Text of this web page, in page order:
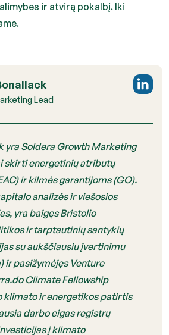
ir atvirą pokalbį. Iki
Lead
yra Soldera Growth Marketing
skirti energetinių atributų
ir kilmės garantijoms (GO).
analizės ir viešosios
yra baigęs Bristolio
ir tarptautinių santykių
su aukščiausiu įvertinimu
ir pasižymėjęs Venture
Climate Fellowship
klimato ir energetikos patirtis
darbo eigas registrų
į klimato